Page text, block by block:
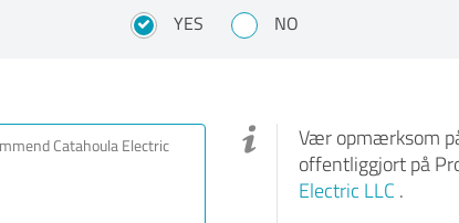
YES NO
Vær opmærksom
offentliggjort på
Electric LLC .